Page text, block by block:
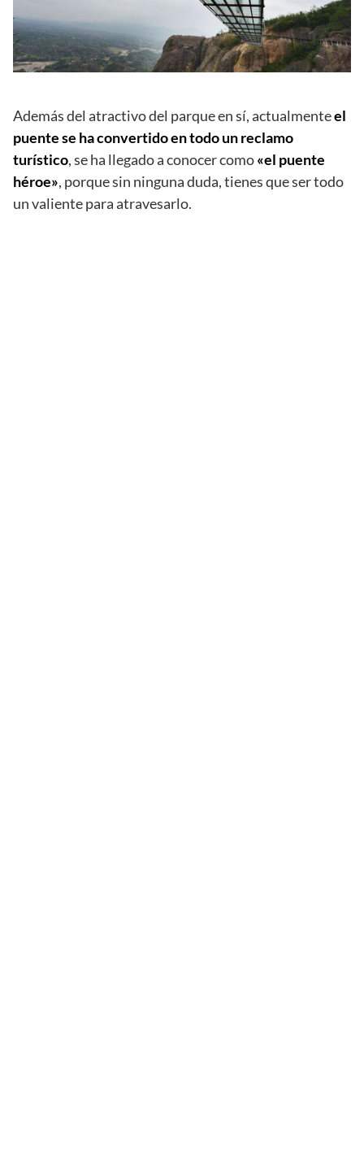
Además del atractivo del parque en sí, actualmenteel
puente se ha convertido en todo un reclamo
turístico, se ha llegado a conocer como«el puente
héroe», porque sin ninguna duda, tienes que ser todo
un valiente para atravesarlo.